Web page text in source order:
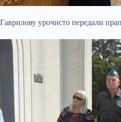
Гаврилову урочисто передали